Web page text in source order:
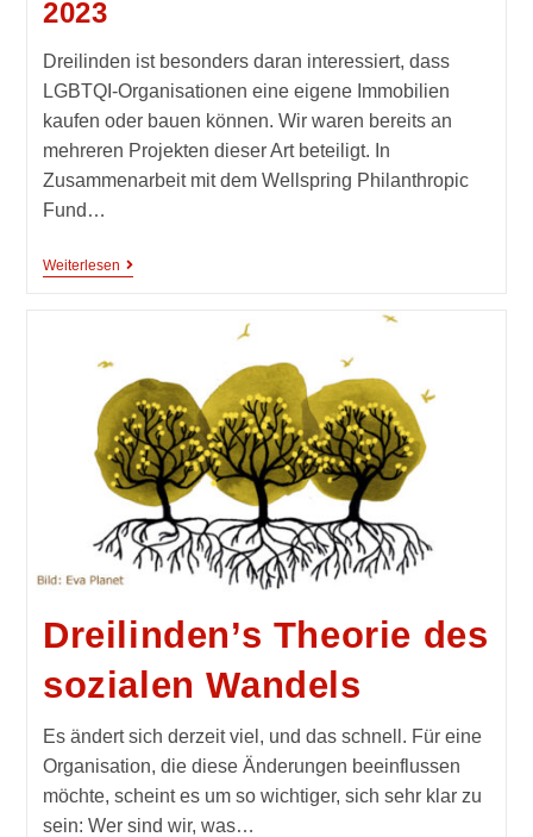
2023
Dreilinden ist besonders daran interessiert, dass
LGBTQI-Organisationen eine eigene Immobilien
kaufen oder bauen können. Wir waren bereits an
mehreren Projekten dieser Art beteiligt. In
Zusammenarbeit mit dem Wellspring Philanthropic
Fund…
Weiterlesen
Dreilinden’s Theorie des
sozialen Wandels
Es ändert sich derzeit viel, und das schnell. Für eine
Organisation, die diese Änderungen beeinflussen
möchte, scheint es um so wichtiger, sich sehr klar zu
sein: Wer sind wir, was…